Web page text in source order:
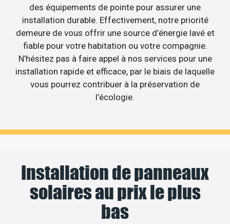
des équipements de pointe pour assurer une
installation durable. Effectivement, notre priorité
demeure de vous offrir une source d’énergie lavé et
fiable pour votre habitation ou votre compagnie.
N’hésitez pas à faire appel à nos services pour une
installation rapide et efficace, par le biais de laquelle
vous pourrez contribuer à la préservation de
l’écologie.
Installation de panneaux
solaires au prix le plus
bas